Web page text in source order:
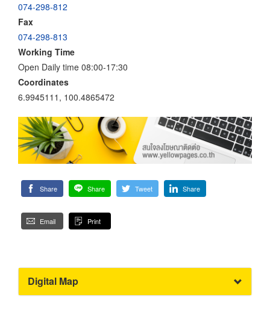
074-298-812
Fax
074-298-813
Working Time
Open Daily time 08:00-17:30
Coordinates
6.9945111, 100.4865472
Share Share Tweet Share
Email Print
Digital Map